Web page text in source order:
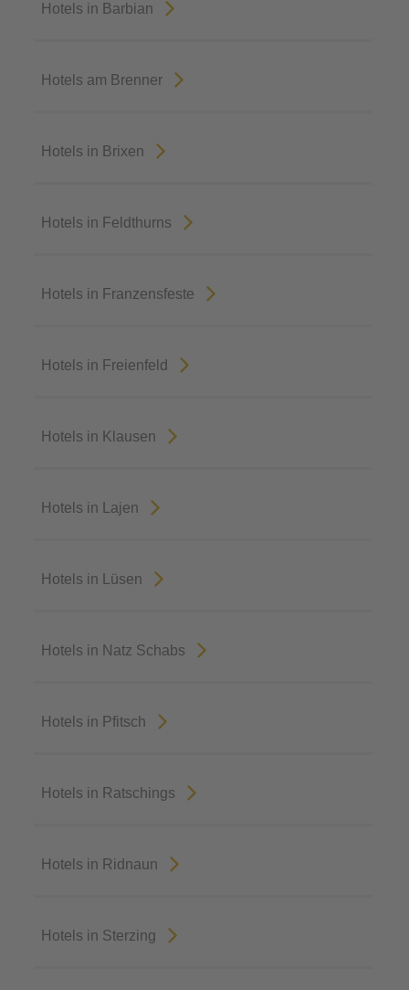
Hotels in Barbian
Hotels am Brenner
Hotels in Brixen
Hotels in Feldthurns
Hotels in Franzensfeste
Hotels in Freienfeld
Hotels in Klausen
Hotels in Lajen
Hotels in Lüsen
Hotels in Natz Schabs
Hotels in Pfitsch
Hotels in Ratschings
Hotels in Ridnaun
Hotels in Sterzing